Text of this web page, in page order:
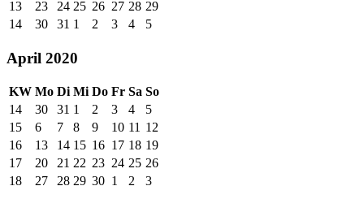
13
23 24 25 26 27 28 29
14
30 31 1 2 3 4 5
April 2020
KW Mo Di Mi Do Fr Sa So
14
30 31 1 2 3 4
5
15
6 7 8 9 10 11 12
16
13 14 15 16 17 18 19
17
20 21 22 23 24 25 26
18
27 28 29 30 1 2 3